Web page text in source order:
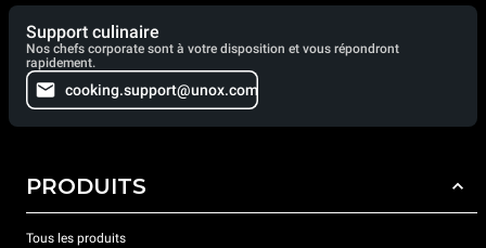
Support culinaire
Nos chefs corporate sont à votre disposition et vous répondront
rapidement.
cooking.support@unox.com
PRODUITS
Tous les produits